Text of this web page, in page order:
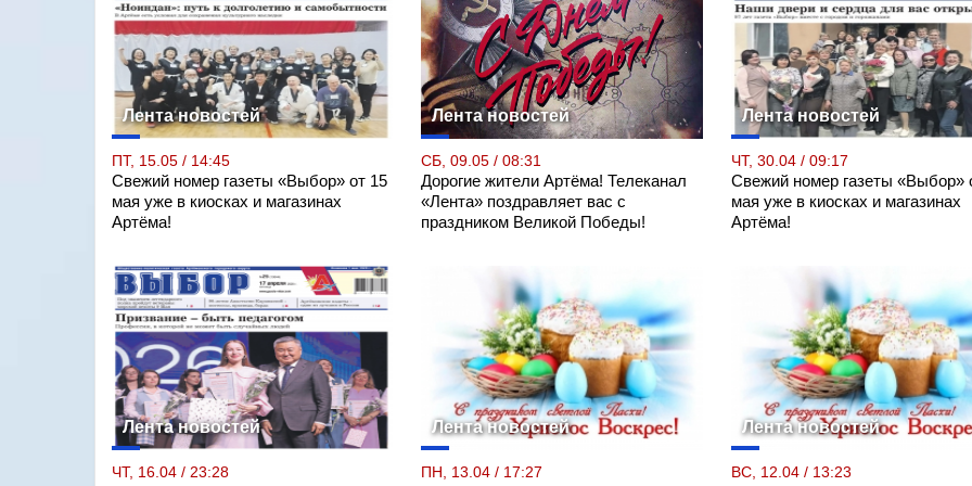
Лента новостей
ПТ, 15.05 / 14:45
Свежий номер газеты «Выбор» от 15
мая уже в киосках и магазинах
Артёма!
Лента новостей
СБ, 09.05 / 08:31
Дорогие жители Артёма! Телеканал
«Лента» поздравляет вас с
праздником Великой Победы!
Лента новостей
ЧТ, 30.04 / 09:17
Свежий номер газеты «Выбор»
мая уже в киосках и магазинах
Артёма!
Лента новостей
ЧТ, 16.04 / 23:28
Лента новостей
ПН, 13.04 / 17:27
Лента новостей
ВС, 12.04 / 13:23